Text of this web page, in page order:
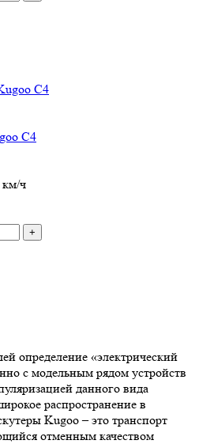
C4
км/ч
+
определение «электрический
с модельным рядом устройств
данного вида
распространение в
Kugoo – это транспорт
отменным качеством